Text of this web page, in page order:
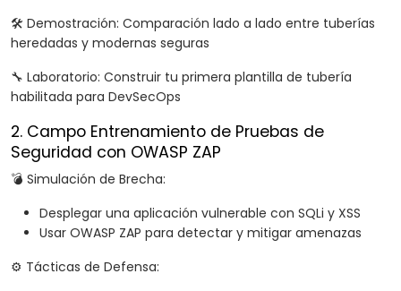
🛠️ Demostración: Comparación lado a lado entre tuberías
heredadas y modernas seguras
🔧 Laboratorio: Construir tu primera plantilla de tubería
habilitada para DevSecOps
2. Campo Entrenamiento de Pruebas de
Seguridad con OWASP ZAP
💣 Simulación de Brecha:
Desplegar una aplicación vulnerable con SQLi y XSS
Usar OWASP ZAP para detectar y mitigar amenazas
⚙️ Tácticas de Defensa: